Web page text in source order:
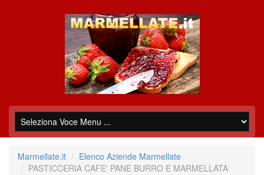
Marmellate.it
Elenco Aziende Marmellate
PASTICCERIA CAFE' PANE BURRO E MARMELLATA